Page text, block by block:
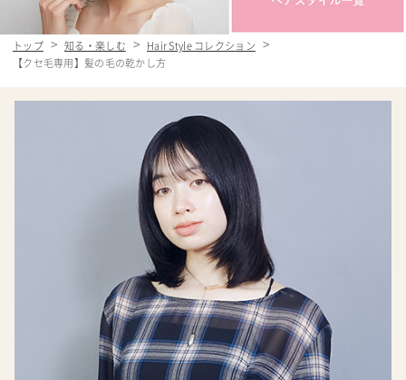
トップ 知る・楽しむ
Hair Style コレクション
【クセ毛専用】髪の毛の乾かし方